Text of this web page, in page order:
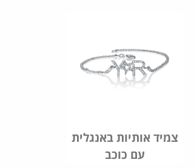
צמיד אותיות באנגלית
עם כוכב